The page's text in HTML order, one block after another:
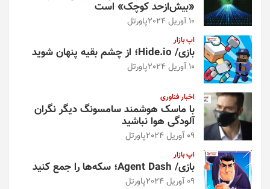
«بیش‌از‌حد کوچک» است
10 آوریل 2024 پاورتل
اپ بازار
بازی/ Hide.io؛ از چشم بقیه پنهان شوید
10 آوریل 2024 پاورتل
اخبار فناوری
با ماسک هوشمند سامسونگ دیگر نگران
آلودگی هوا نباشید
09 آوریل 2024 پاورتل
اپ بازار
بازی/ Agent Dash؛ سکه‌ها را جمع کنید
09 آوریل 2024 پاورتل